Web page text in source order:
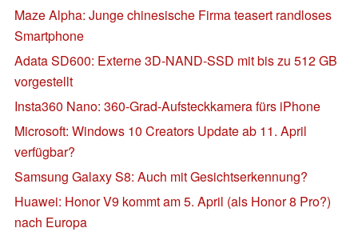
Maze Alpha: Junge chinesische Firma teasert randloses
Smartphone
Adata SD600: Externe 3D-NAND-SSD mit bis zu 512 GB
vorgestellt
Insta360 Nano: 360-Grad-Aufsteckkamera fürs iPhone
Microsoft: Windows 10 Creators Update ab 11. April
verfügbar?
Samsung Galaxy S8: Auch mit Gesichtserkennung?
Huawei: Honor V9 kommt am 5. April (als Honor 8 Pro?)
nach Europa